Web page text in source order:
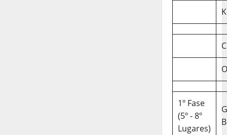
1º Fase
(5º - 8º
Lugares)
B